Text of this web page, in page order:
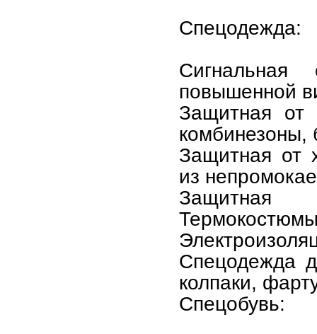
Спецодежда:
повышенной
Защитная от
комбинезоны,
Защитная от
из
Защитная
Спецодежда
колпаки,
Спецобувь: